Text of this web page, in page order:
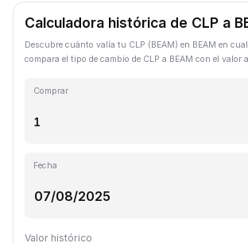
Calculadora histórica de CLP a
Descubre cuánto valía tu CLP (BEAM) en BEAM en
compara el tipo de cambio de CLP a BEAM con el valor
Comprar
Fecha
Valor histórico